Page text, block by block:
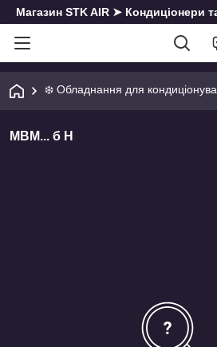
Магазин STK AIR ➤ Кондиціонери
❄️ Обладнання для
МВМ... б Н